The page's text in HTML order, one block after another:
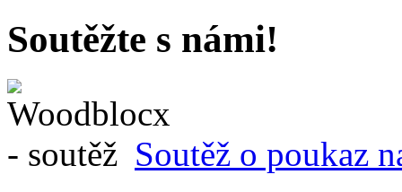
Soutěžte s námi!
Soutěž o poukaz